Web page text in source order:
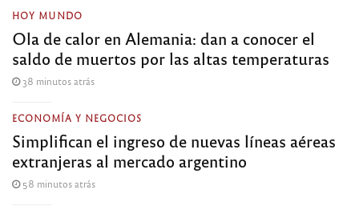
HOY MUNDO
Ola de calor en Alemania: dan a conocer el
saldo de muertos por las altas temperaturas
38 minutos atrás
ECONOMÍA Y NEGOCIOS
Simplifican el ingreso de nuevas líneas aéreas
extranjeras al mercado argentino
58 minutos atrás